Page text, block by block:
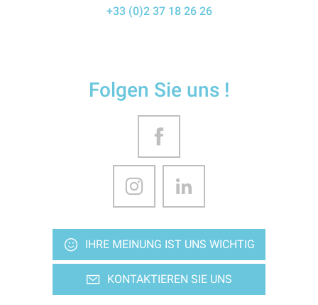
+33 (0)2 37 18 26 26
Folgen Sie uns !
IHRE MEINUNG IST UNS WICHTIG
KONTAKTIEREN SIE UNS